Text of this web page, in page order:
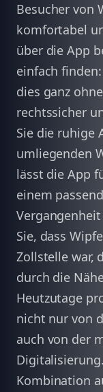
Besucher von
komfortabel
über die App
einfach
dies ganz
rechtssicher
Sie die ruhige
umliegenden
lässt die App
einem
Sie, dass
Zollstelle war,
durch die
Heutzutage
nicht nur von
auch von der
Kombination